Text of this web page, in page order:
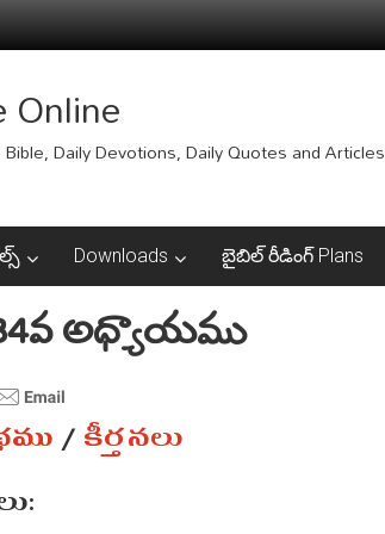
Online
Daily Devotions, Daily Quotes and Articles
Downloads బైబిల్ రీడింగ్ Plans
అధ్యాయము
/కీర్తనలు